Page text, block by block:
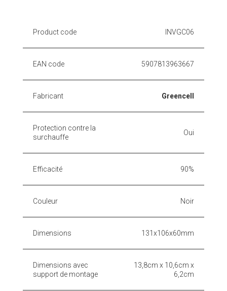
Product code INVGC06
EAN code 5907813963667
Fabricant Greencell
Protection contre la
surchauffe
Oui
Efficacité 90%
Couleur Noir
Dimensions 131x106x60mm
Dimensions avec
support de montage
13,8cm x 10,6cm x
6,2cm